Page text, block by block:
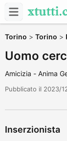
Torino > Torino >
Uomo
Amicizia - Anima
Pubblicato il 2023/
Inserzionista